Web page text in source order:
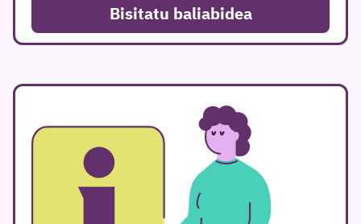
Bisitatu baliabidea